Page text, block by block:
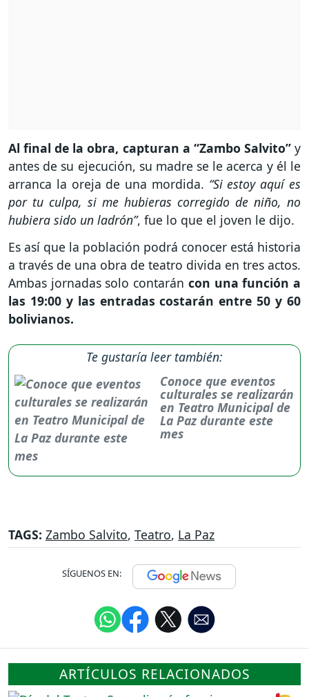
Al final de la obra, capturan a “Zambo Salvito” y
antes de su ejecución, su madre se le acerca y él le
arranca la oreja de una mordida. “Si estoy aquí es
por tu culpa, si me hubieras corregido de niño, no
hubiera sido un ladrón”, fue lo que el joven le dijo.
Es así que la población podrá conocer está historia
a través de una obra de teatro divida en tres actos.
Ambas jornadas solo contarán con una función a
las 19:00 y las entradas costarán entre 50 y 60
bolivianos.
Te gustaría leer también:
Conoce que eventos
culturales se realizarán
en Teatro Municipal de
La Paz durante este
mes
TAGS: Zambo Salvito, Teatro, La Paz
SÍGUENOS EN:
ARTÍCULOS RELACIONADOS